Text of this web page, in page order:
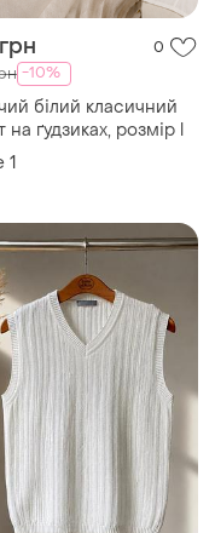
0
-10%
білий класичний
на ґудзиках, розмір l
1